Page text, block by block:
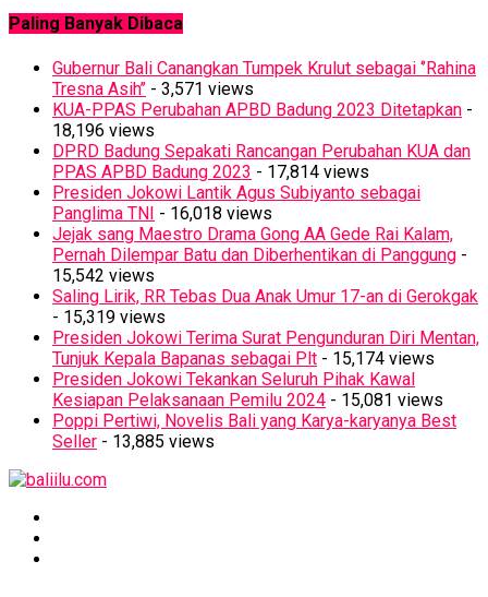
Paling Banyak Dibaca
Gubernur Bali Canangkan Tumpek Krulut sebagai ‘’Rahina
Tresna Asih’’ - 3,571 views
KUA-PPAS Perubahan APBD Badung 2023 Ditetapkan -
18,196 views
DPRD Badung Sepakati Rancangan Perubahan KUA dan
PPAS APBD Badung 2023 - 17,814 views
Presiden Jokowi Lantik Agus Subiyanto sebagai
Panglima TNI - 16,018 views
Jejak sang Maestro Drama Gong AA Gede Rai Kalam,
Pernah Dilempar Batu dan Diberhentikan di Panggung -
15,542 views
Saling Lirik, RR Tebas Dua Anak Umur 17-an di Gerokgak
- 15,319 views
Presiden Jokowi Terima Surat Pengunduran Diri Mentan,
Tunjuk Kepala Bapanas sebagai Plt - 15,174 views
Presiden Jokowi Tekankan Seluruh Pihak Kawal
Kesiapan Pelaksanaan Pemilu 2024 - 15,081 views
Poppi Pertiwi, Novelis Bali yang Karya-karyanya Best
Seller - 13,885 views